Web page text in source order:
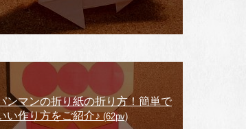
ンマンの折り紙の折り方！簡単で
い作り方をご紹介♪ (62pv)